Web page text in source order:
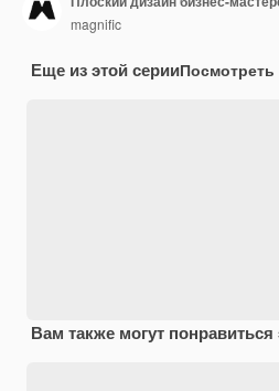
magnific
Еще из этой серииПосмотреть
Вам также могут